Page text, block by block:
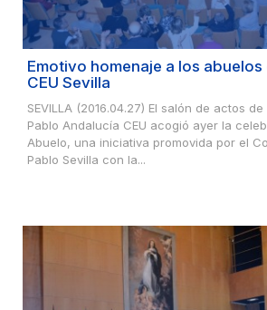
Emotivo homenaje a los
CEU Sevilla
SEVILLA (2016.04.27) El salón de actos
Pablo Andalucía CEU acogió ayer la
Abuelo, una iniciativa promovida por el
Pablo Sevilla con la...